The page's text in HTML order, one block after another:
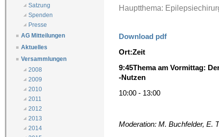
Satzung
Spenden
Presse
AG Mitteilungen
Aktuelles
Versammlungen
2008
2009
2010
2011
2012
2013
2014
Hauptthema:
Download pdf
Ort:Zeit
9:45Thema am Vormittag:
-Nutzen
10:00 - 13:00
Moderation: M. Buchfelder, E.